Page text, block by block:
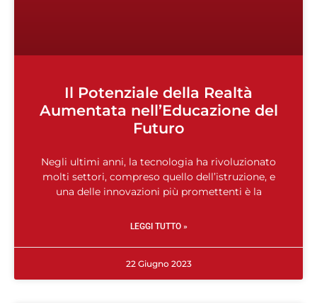
Il Potenziale della Realtà
Aumentata nell’Educazione del
Futuro
Negli ultimi anni, la tecnologia ha rivoluzionato
molti settori, compreso quello dell’istruzione, e
una delle innovazioni più promettenti è la
LEGGI TUTTO »
22 Giugno 2023